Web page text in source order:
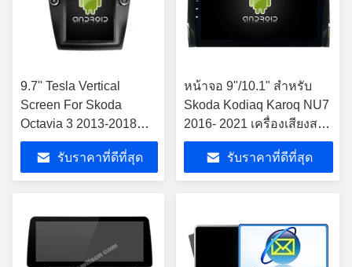
9.7'' Tesla Vertical
Screen For Skoda
Octavia 3 2013-2018
เครื่องเล่นมัลติมีเดีย
รถยนต์ Android
รับราคาที่ดีที่สุด
หน้าจอ 9"/10.1" สําหรับ
Skoda Kodiaq Karoq NU7
2016- 2021 เครื่องเสียงส
เตียโร่มัลติมีเดียรถยนต์
รับราคาที่ดีที่สุด